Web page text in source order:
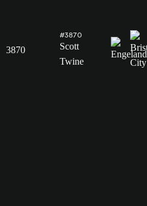
3870
#3870
Scott
Twine